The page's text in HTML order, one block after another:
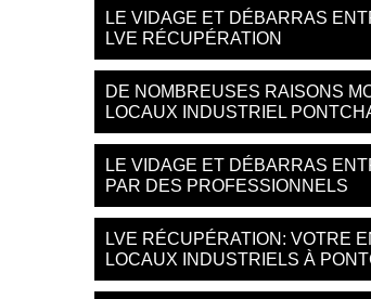
LE VIDAGE ET DÉBARRAS
LVE RÉCUPÉRATION
DE NOMBREUSES RAISONS
LOCAUX INDUSTRIEL
LE VIDAGE ET DÉBARRAS
PAR DES PROFESSIONNELS
LVE RÉCUPÉRATION: VOTRE
LOCAUX INDUSTRIELS À